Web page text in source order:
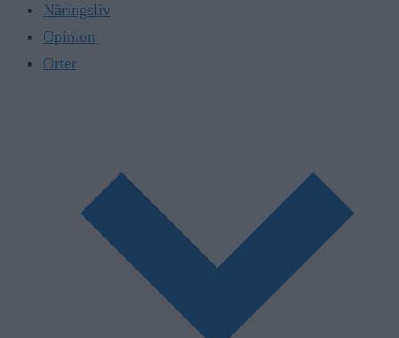
Näringsliv
Opinion
Orter